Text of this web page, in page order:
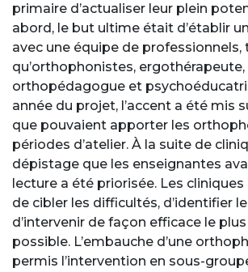
primaire d’actualiser leur plein
abord, le but ultime était d’établir
avec une équipe de professionnels,
qu’orthophonistes, ergothérapeute,
orthopédagogue et
année du projet, l’accent a été mis
que pouvaient apporter les
périodes d’atelier. À la suite de
dépistage que les enseignantes
lecture a été priorisée. Les
de cibler les difficultés, d’identifier
d’intervenir de façon efficace le
possible. L’embauche d’une
permis l’intervention en sous-